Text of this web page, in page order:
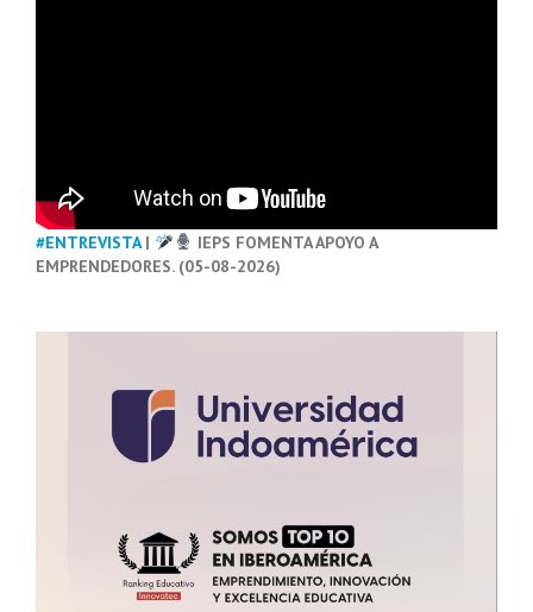
#ENTREVISTA|
IEPS FOMENTA APOYO A
EMPRENDEDORES. (05-08-2026)